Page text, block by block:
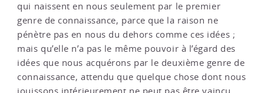
qui naissent en nous seulement par le premier
genre de connaissance, parce que la raison ne
pénètre pas en nous du dehors comme ces idées ;
mais qu’elle n’a pas le même pouvoir à l’égard des
idées que nous acquérons par le deuxième genre de
connaissance, attendu que quelque chose dont nous